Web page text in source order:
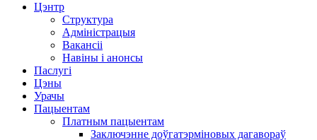
Цэнтр
Структура
Адміністрацыя
Вакансіі
Навіны і анонсы
Паслугі
Цэны
Урачы
Пацыентам
Платным пацыентам
Заключэнне доўгатэрміновых дагавораў